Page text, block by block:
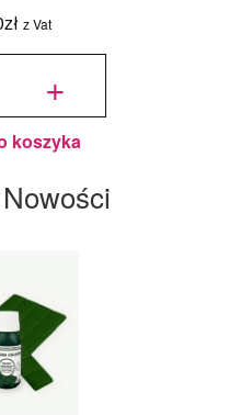
zł z Vat
+
koszyka